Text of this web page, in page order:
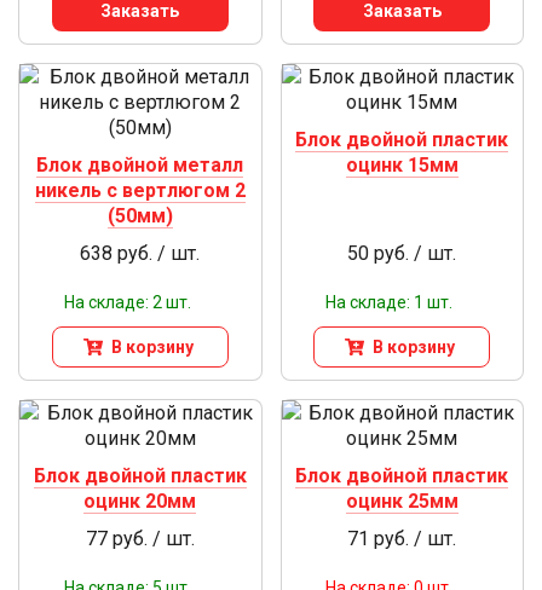
Заказать Заказать
Блок двойной металл
никель с вертлюгом 2
(50мм)
638 руб. / шт.
На складе: 2 шт.
В корзину
Блок двойной пластик
оцинк 15мм
50 руб. / шт.
На складе: 1 шт.
В корзину
Блок двойной пластик
оцинк 20мм
77 руб. / шт.
Блок двойной пластик
оцинк 25мм
71 руб. / шт.